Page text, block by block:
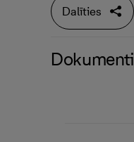
Dalīties
Dokumenti